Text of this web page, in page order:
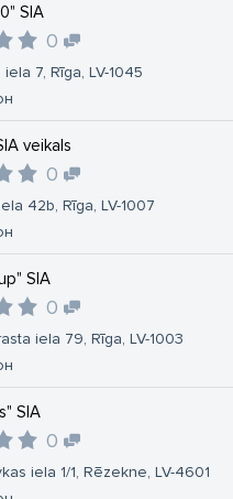
SIA
0
iela 7, Rīga, LV-1045
veikals
0
42b, Rīga, LV-1007
SIA
0
iela 79, Rīga, LV-1003
SIA
0
iela 1/1, Rēzekne, LV-4601